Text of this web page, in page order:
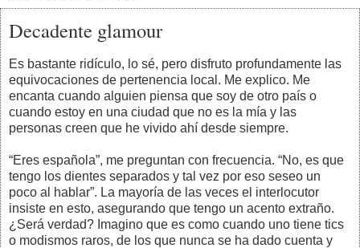
Decadente glamour
Es bastante ridículo, lo sé, pero disfruto profundamente las
equivocaciones de pertenencia local. Me explico. Me
encanta cuando alguien piensa que soy de otro país o
cuando estoy en una ciudad que no es la mía y las
personas creen que he vivido ahí desde siempre.
“Eres española”, me preguntan con frecuencia. “No, es que
tengo los dientes separados y tal vez por eso seseo un
poco al hablar”. La mayoría de las veces el interlocutor
insiste en esto, asegurando que tengo un acento extraño.
¿Será verdad? Imagino que es como cuando uno tiene tics
o modismos raros, de los que nunca se ha dado cuenta y